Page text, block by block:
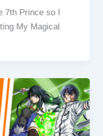
7th Prince so I
My Magical